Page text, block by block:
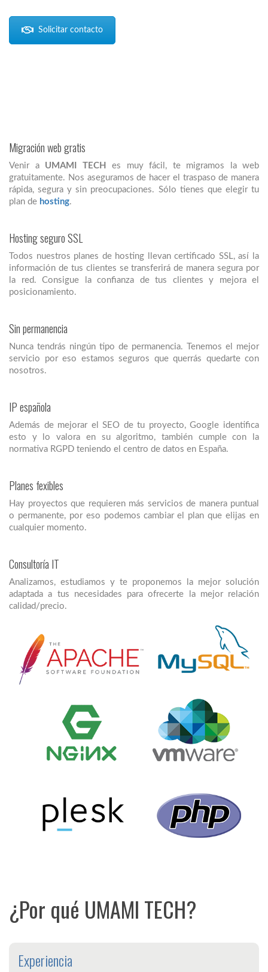
Solicitar contacto
Migración web gratis
Venir a UMAMI TECH
es muy fácil, te migramos la web
gratuitamente. Nos aseguramos de hacer el traspaso de manera
rápida, segura y sin preocupaciones. Sólo tienes que elegir tu
plan de hosting.
Hosting seguro SSL
Todos nuestros planes de hosting llevan certificado SSL, así la
información de tus clientes se transferirá de manera segura por
la red. Consigue la confianza de tus clientes y mejora el
posicionamiento.
Sin permanencia
Nunca tendrás ningún tipo de permanencia. Tenemos el mejor
servicio por eso estamos seguros que querrás quedarte con
nosotros.
IP española
Además de mejorar el SEO de tu proyecto, Google identifica
esto y lo valora en su algoritmo, también cumple con la
normativa RGPD teniendo el centro de datos en España.
Planes fexibles
Hay proyectos que requieren más servicios de manera puntual
o permanente, por eso podemos cambiar el plan que elijas en
cualquier momento.
Consultoría IT
Analizamos, estudiamos y te proponemos la mejor solución
adaptada a tus necesidades para ofrecerte la mejor relación
calidad/precio.
¿Por qué UMAMI TECH?
Experiencia